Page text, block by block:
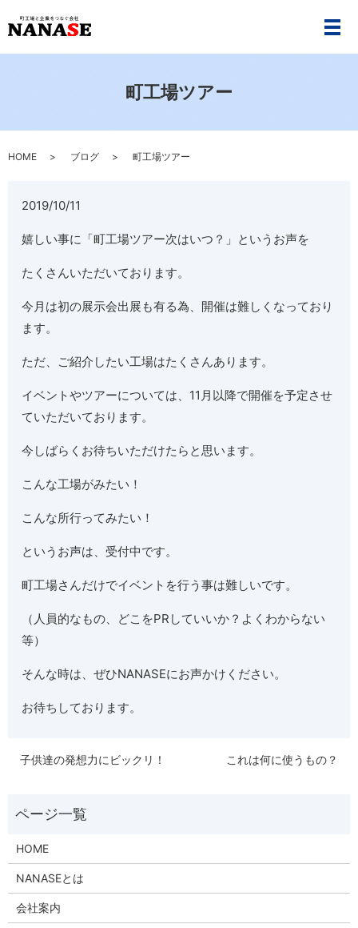
メ
町工場ツアー
HOME ブログ 町工場ツアー
2019/10/11
嬉しい事に「町工場ツアー次はいつ？」というお声を
たくさんいただいております。
今月は初の展示会出展も有る為、開催は難しくなっており
ます。
ただ、ご紹介したい工場はたくさんあります。
イベントやツアーについては、11月以降で開催を予定させ
ていただいております。
今しばらくお待ちいただけたらと思います。
こんな工場がみたい！
こんな所行ってみたい！
というお声は、受付中です。
町工場さんだけでイベントを行う事は難しいです。
（人員的なもの、どこをPRしていいか？よくわからない
等）
そんな時は、ぜひNANASEにお声かけください。
お待ちしております。
子供達の発想力にビックリ！ これは何に使うもの？
HOME
NANASEとは
会社案内